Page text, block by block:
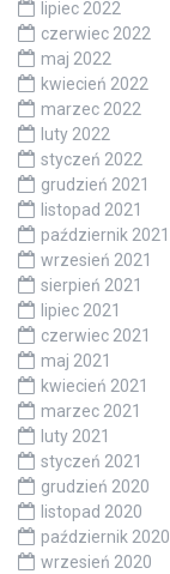
lipiec 2022
czerwiec 2022
maj 2022
kwiecień 2022
marzec 2022
luty 2022
styczeń 2022
grudzień 2021
listopad 2021
październik 2021
wrzesień 2021
sierpień 2021
lipiec 2021
czerwiec 2021
maj 2021
kwiecień 2021
marzec 2021
luty 2021
styczeń 2021
grudzień 2020
listopad 2020
październik 2020
wrzesień 2020